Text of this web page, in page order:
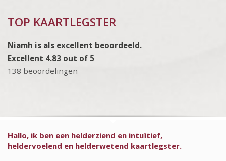
TOP KAARTLEGSTER
Niamh is als excellent beoordeeld.
Excellent 4.83 out of 5
138 beoordelingen
Hallo, ik ben een helderziend en intuïtief,
heldervoelend en helderwetend kaartlegster.